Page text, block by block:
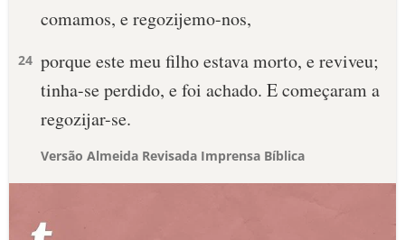
comamos, e regozijemo-nos,
24 porque este meu filho estava morto, e reviveu;
tinha-se perdido, e foi achado. E começaram a
regozijar-se.
Versão Almeida Revisada Imprensa Bíblica